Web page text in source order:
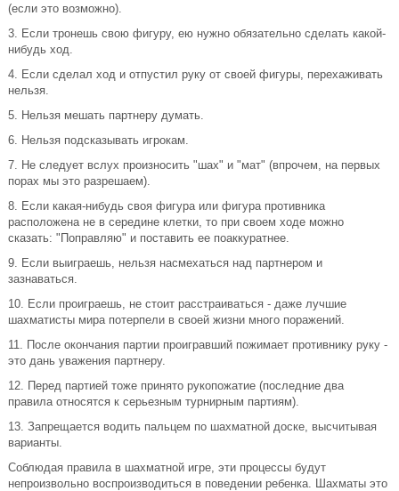
(если это возможно).
3. Если тронешь свою фигуру, ею нужно обязательно сделать какой-
нибудь ход.
4. Если сделал ход и отпустил руку от своей фигуры, перехаживать
нельзя.
5. Нельзя мешать партнеру думать.
6. Нельзя подсказывать игрокам.
7. Не следует вслух произносить "шах" и "мат" (впрочем, на первых
порах мы это разрешаем).
8. Если какая-нибудь своя фигура или фигура противника
расположена не в середине клетки, то при своем ходе можно
сказать: "Поправляю" и поставить ее поаккуратнее.
9. Если выиграешь, нельзя насмехаться над партнером и
зазнаваться.
10. Если проиграешь, не стоит расстраиваться - даже лучшие
шахматисты мира потерпели в своей жизни много поражений.
11. После окончания партии проигравший пожимает противнику руку -
это дань уважения партнеру.
12. Перед партией тоже принято рукопожатие (последние два
правила относятся к серьезным турнирным партиям).
13. Запрещается водить пальцем по шахматной доске, высчитывая
варианты.
Соблюдая правила в шахматной игре, эти процессы будут
непроизвольно воспроизводиться в поведении ребенка. Шахматы это